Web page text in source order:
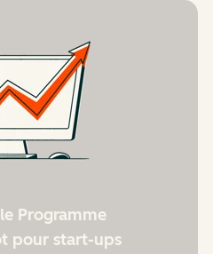
Programme
pour start-ups